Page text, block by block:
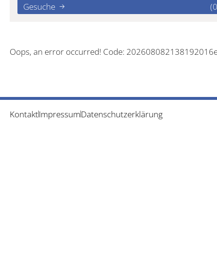
Gesuche
Oops, an error occurred! Code:
KontaktImpressumDatenschutzerklärung